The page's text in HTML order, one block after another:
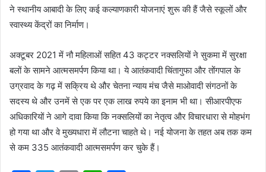
ने स्थानीय आबादी के लिए कई कल्याणकारी योजनाएं शुरू की हैं जैसे स्कूलों और
स्वास्थ्य केंद्रों का निर्माण।
अक्टूबर 2021 में नौ महिलाओं सहित 43 कट्टर नक्सलियों ने सुकमा में सुरक्षा
बलों के सामने आत्मसमर्पण किया था। ये आतंकवादी चिंतागुफा और तोंगपाल के
उग्रवाद के गढ़ में सक्रिय थे और चेतना न्याय मंच जैसे माओवादी संगठनों के
सदस्य थे और उनमें से एक पर एक लाख रुपये का इनाम भी था। सीआरपीएफ
अधिकारियों ने आगे दावा किया कि नक्सलियों का नेतृत्व और विचारधारा से मोहभंग
हो गया था और वे मुख्यधारा में लौटना चाहते थे। नई योजना के तहत अब तक कम
से कम 335 आतंकवादी आत्मसमर्पण कर चुके हैं।